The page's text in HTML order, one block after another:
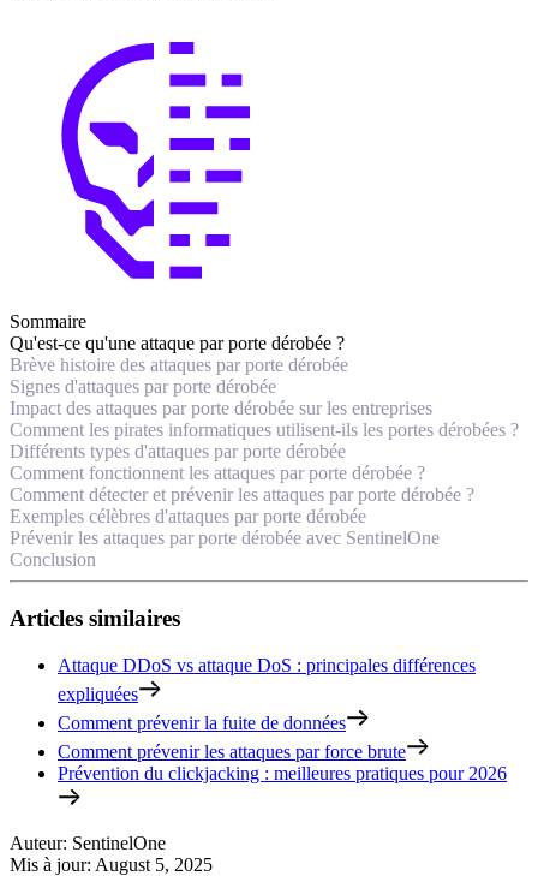
Sommaire
Qu'est-ce qu'une attaque par porte dérobée ?
Brève histoire des attaques par porte dérobée
Signes d'attaques par porte dérobée
Impact des attaques par porte dérobée sur les entreprises
Comment les pirates informatiques utilisent-ils les portes dérobées ?
Différents types d'attaques par porte dérobée
Comment fonctionnent les attaques par porte dérobée ?
Comment détecter et prévenir les attaques par porte dérobée ?
Exemples célèbres d'attaques par porte dérobée
Prévenir les attaques par porte dérobée avec SentinelOne
Conclusion
Articles similaires
Attaque DDoS vs attaque DoS : principales différences
expliquées
Comment prévenir la fuite de données
Comment prévenir les attaques par force brute
Prévention du clickjacking : meilleures pratiques pour 2026
Auteur: SentinelOne
Mis à jour: August 5, 2025